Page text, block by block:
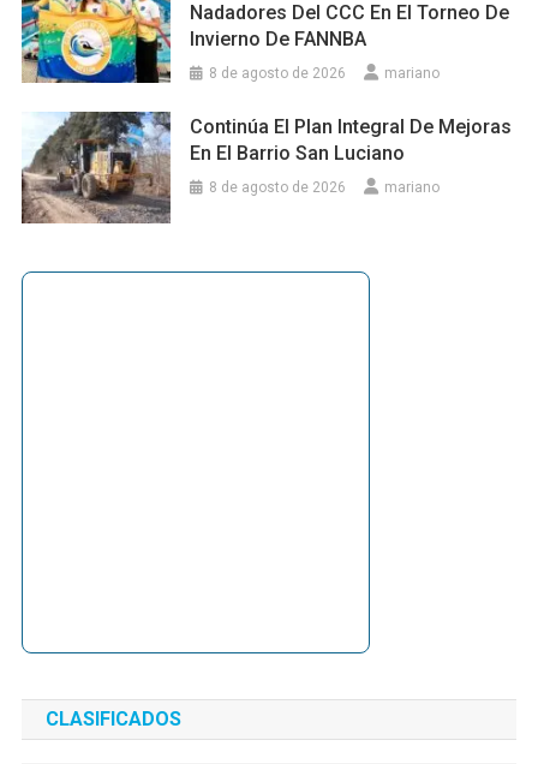
Nadadores Del CCC En El Torneo De
Invierno De FANNBA
8 de agosto de 2026 mariano
Continúa El Plan Integral De Mejoras
En El Barrio San Luciano
8 de agosto de 2026 mariano
CLASIFICADOS